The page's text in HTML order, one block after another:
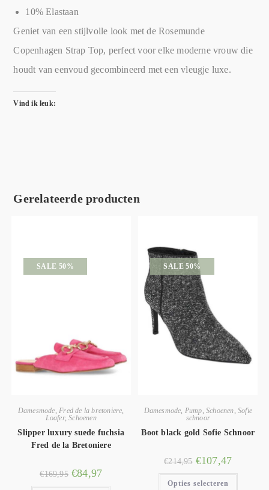
10% Elastaan
Geniet van een stijlvolle look met de Rosemunde
Copenhagen Strap Top, perfect voor elke moderne vrouw die
houdt van eenvoud gecombineerd met een vleugje luxe.
Vind ik leuk:
Gerelateerde producten
SALE 50%
Damesmode,Fred de la bretoniere,
Loafer,Schoenen
Slipper luxury suede fuchsia
Fred de la Bretoniere
€169,95 €84,97
SALE 50%
Damesmode, Pump, Schoenen,Sofie
schnoor
Boot black gold Sofie Schnoor
€214,95 €107,47
Opties selecteren